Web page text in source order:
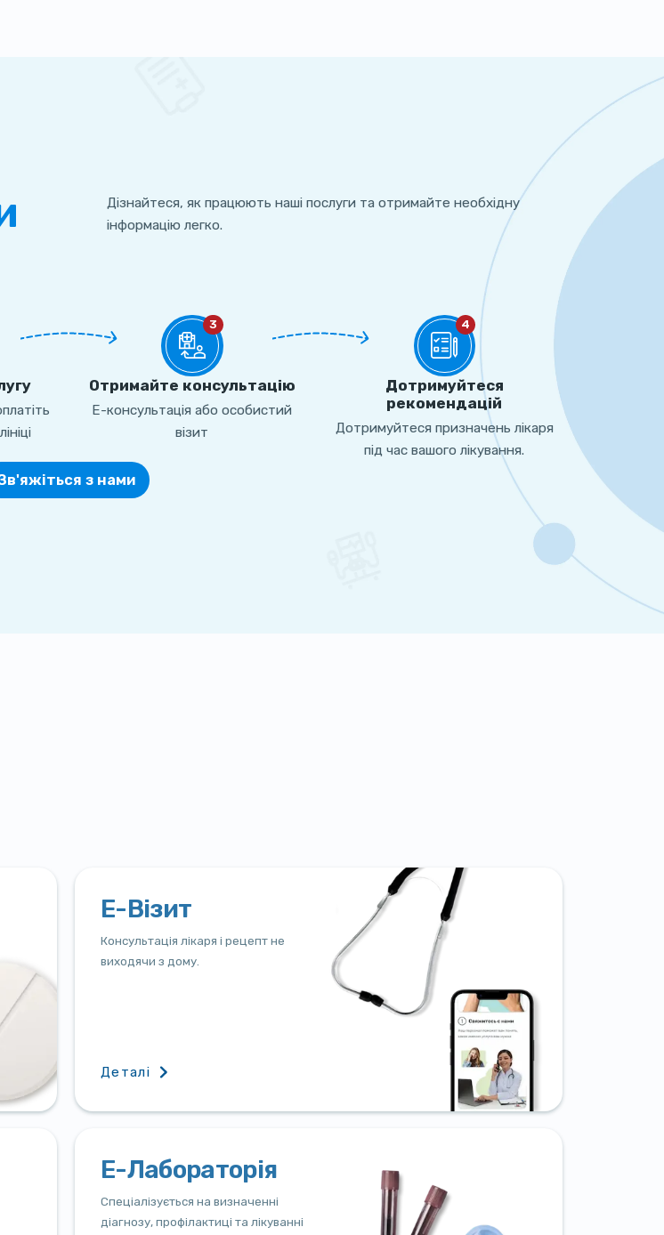
Дізнайтеся, як працюють наші послуги та отримайте необхідну
інформацію легко.
3
Отримайте консультацію
Е-консультація або особистий
візит
4
Дотримуйтеся
рекомендацій
Дотримуйтеся призначень лікаря
під час вашого лікування.
з нами
Е-Візит
Консультація лікаря і рецепт не
виходячи з дому.
Деталі
Е-Лабораторія
Спеціалізується на визначенні
діагнозу, профілактиці та лікуванні